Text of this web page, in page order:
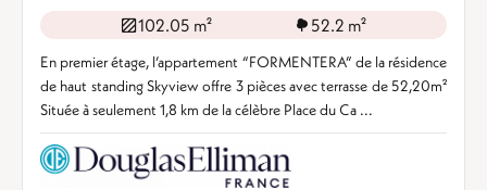
102.05 m² 52.2 m²
En premier étage, l’appartement “FORMENTERA” de la résidence
de haut standing Skyview offre 3 pièces avec terrasse de 52,20m²
Située à seulement 1,8 km de la célèbre Place du Ca ...